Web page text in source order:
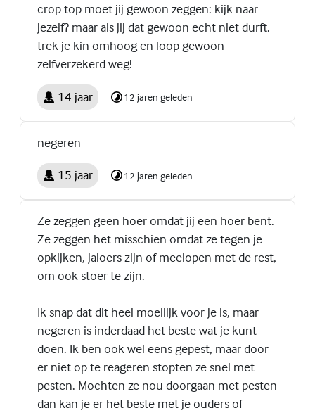
crop top moet jij gewoon zeggen: kijk naar
jezelf? maar als jij dat gewoon echt niet durft.
trek je kin omhoog en loop gewoon
zelfverzekerd weg!
14 jaar 12 jaren geleden
negeren
15 jaar 12 jaren geleden
Ze zeggen geen hoer omdat jij een hoer bent.
Ze zeggen het misschien omdat ze tegen je
opkijken, jaloers zijn of meelopen met de rest,
om ook stoer te zijn.
Ik snap dat dit heel moeilijk voor je is, maar
negeren is inderdaad het beste wat je kunt
doen. Ik ben ook wel eens gepest, maar door
er niet op te reageren stopten ze snel met
pesten. Mochten ze nou doorgaan met pesten
dan kan je er het beste met je ouders of